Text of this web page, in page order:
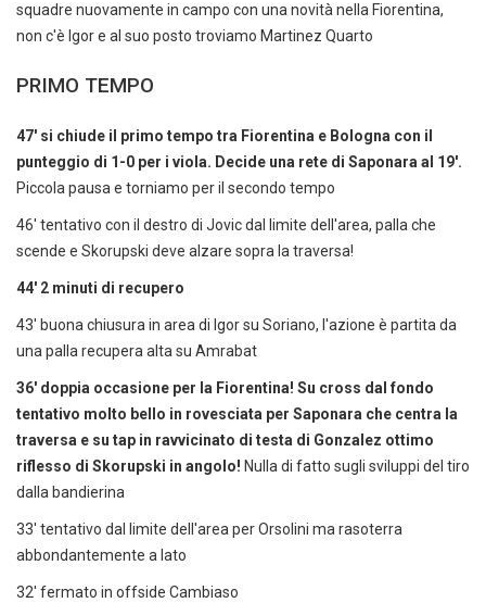
squadre nuovamente in campo con una novità nella Fiorentina,
non c'è Igor e al suo posto troviamo Martinez Quarto
PRIMO TEMPO
47' si chiude il primo tempo tra Fiorentina e Bologna con il
punteggio di 1-0 per i viola. Decide una rete di Saponara al 19'.
Piccola pausa e torniamo per il secondo tempo
46' tentativo con il destro di Jovic dal limite dell'area, palla che
scende e Skorupski deve alzare sopra la traversa!
44' 2 minuti di recupero
43' buona chiusura in area di Igor su Soriano, l'azione è partita da
una palla recupera alta su Amrabat
36' doppia occasione per la Fiorentina! Su cross dal fondo
tentativo molto bello in rovesciata per Saponara che centra la
traversa e su tap in ravvicinato di testa di Gonzalez ottimo
riflesso di Skorupski in angolo! Nulla di fatto sugli sviluppi del tiro
dalla bandierina
33' tentativo dal limite dell'area per Orsolini ma rasoterra
abbondantemente a lato
32' fermato in offside Cambiaso